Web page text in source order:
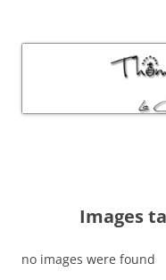
Images
no images were found